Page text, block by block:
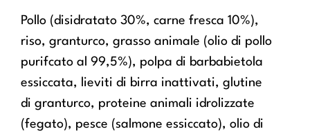
Pollo (disidratato 30%, carne fresca 10%),
riso, granturco, grasso animale (olio di pollo
purifcato al 99,5%), polpa di barbabietola
essiccata, lieviti di birra inattivati, glutine
di granturco, proteine animali idrolizzate
(fegato), pesce (salmone essiccato), olio di